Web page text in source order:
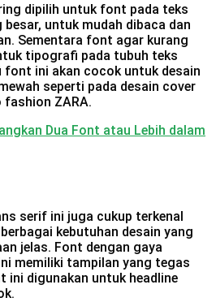
dipilih untuk font pada teks
untuk mudah dibaca dan
Sementara font agar kurang
tipografi pada tubuh teks
ini akan cocok untuk desain
seperti pada desain cover
fashion ZARA.
Dua Font atau Lebih dalam
serif ini juga cukup terkenal
kebutuhan desain yang
jelas. Font dengan gaya
memiliki tampilan yang tegas
ini digunakan untuk headline